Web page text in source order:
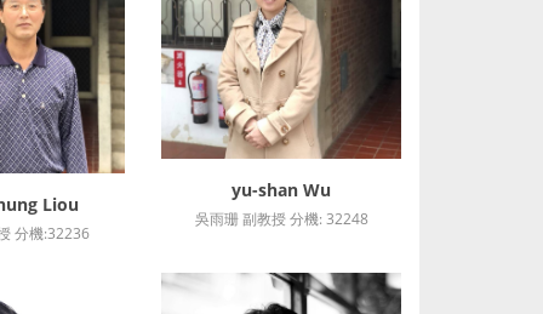
詳細資訊
yu-shan Wu
吳雨珊 副教授 分機: 32248
訊 Liou
分機:32236